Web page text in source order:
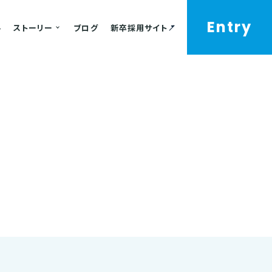
ストーリー ブログ 新卒採用サイト Entry